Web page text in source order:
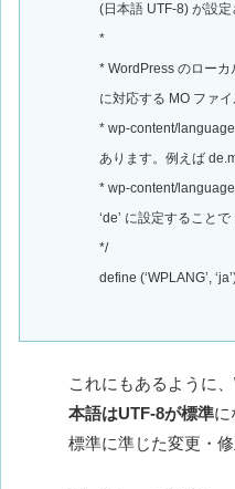
(日本語 UTF-8) が設定
*
* WordPress のロー
に対応する MO ファ
* wp-content/
あります。例えば
* wp-content/
‘de’ に設定すること
*/
define (‘WPLANG’,
これにもあるように、
本語はUTF-8が標準に
標準に準じた変更・修